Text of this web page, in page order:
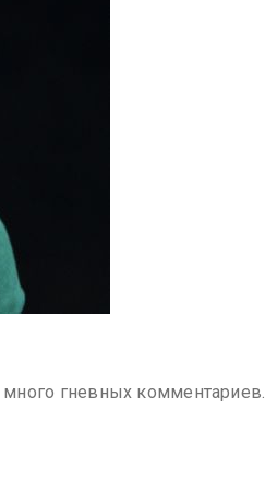
много гневных комментариев.